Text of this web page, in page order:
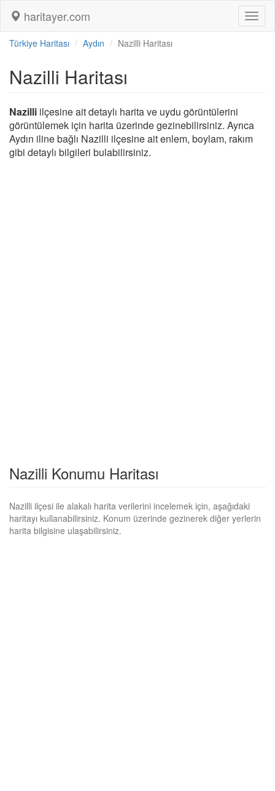
haritayer.com
Türkiye Haritası Aydın Nazilli Haritası
Nazilli Haritası
Nazilli ilçesine ait detaylı harita ve uydu görüntülerini
görüntülemek için harita üzerinde gezinebilirsiniz. Ayrıca
Aydın iline bağlı Nazilli ilçesine ait enlem, boylam, rakım
gibi detaylı bilgileri bulabilirsiniz.
Nazilli Konumu Haritası
Nazilli ilçesi ile alakalı harita verilerini incelemek için, aşağıdaki
haritayı kullanabilirsiniz. Konum üzerinde gezinerek diğer yerlerin
harita bilgisine ulaşabilirsiniz.